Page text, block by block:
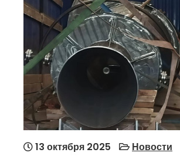
13 октября 2025 Новости